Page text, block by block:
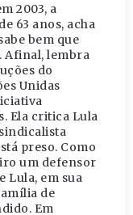
2003, a
63 anos, acha
bem que
Afinal, lembra
do
Unidas
Ela critica Lula
preso. Como
um defensor
Lula, em sua
de
Em